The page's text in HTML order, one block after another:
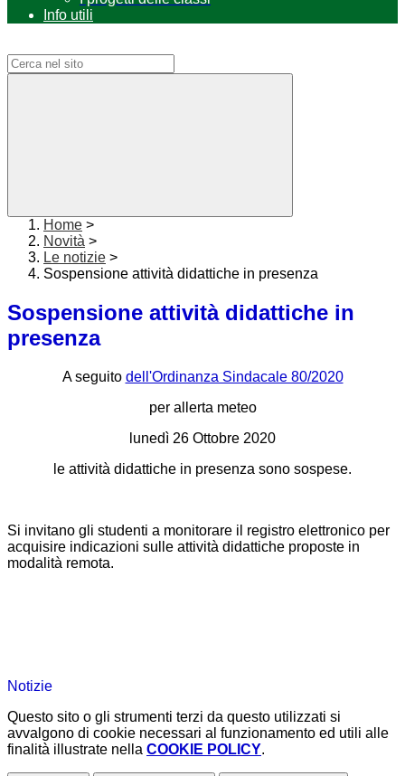
Info utili
Home >
Novità >
Le notizie >
Sospensione attività didattiche in presenza
Sospensione attività didattiche in
presenza
A seguito dell'Ordinanza Sindacale 80/2020
per allerta meteo
lunedì 26 Ottobre 2020
le attività didattiche in presenza sono sospese.
Si invitano gli studenti a monitorare il registro elettronico per
acquisire indicazioni sulle attività didattiche proposte in
modalità remota.
Notizie
Questo sito o gli strumenti terzi da questo utilizzati si
avvalgono di cookie necessari al funzionamento ed utili alle
finalità illustrate nella COOKIE POLICY.